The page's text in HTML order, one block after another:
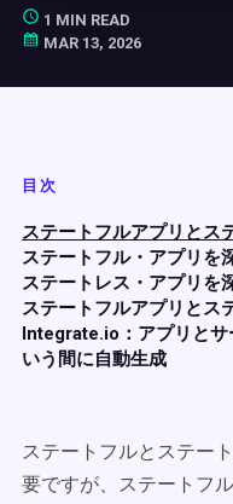
1 MIN READ
MAR 13, 2026
目次
ステートフルアプリとス
ステートフル・アプリを
ステートレス・アプリを
ステートフルアプリとス
Integrate.io：アプリとサ
いう間に自動生成
ステートフルとステー
要ですが、ステートフ